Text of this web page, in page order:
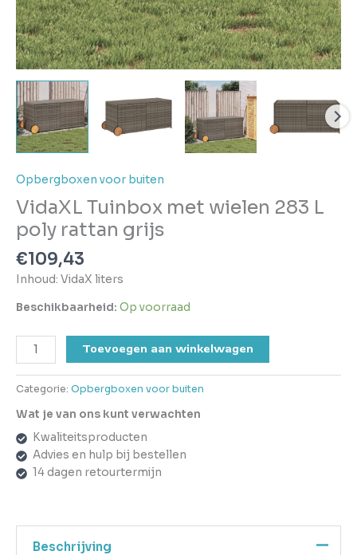
Opbergboxen voor buiten
VidaXL Tuinbox met wielen 283 L
poly rattan grijs
€109,43
Inhoud: VidaX liters
Beschikbaarheid: Op voorraad
Toevoegen aan winkelwagen
Categorie: Opbergboxen voor buiten
Wat je van ons kunt verwachten
Kwaliteitsproducten
Advies en hulp bij bestellen
14 dagen retourtermijn
Beschrijving